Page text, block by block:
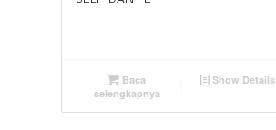
Baca
selengkapnya
Show Details